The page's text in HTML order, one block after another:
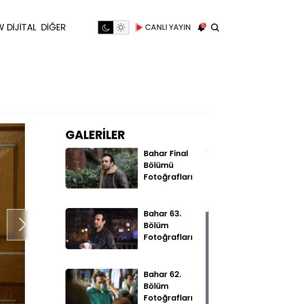
DİJİTAL DİĞER CANLI YAYIN 5
GALERİLER
Bahar Final
Bölümü
Fotoğrafları
Bahar 63.
Bölüm
Fotoğrafları
Bahar 62.
Bölüm
Fotoğrafları